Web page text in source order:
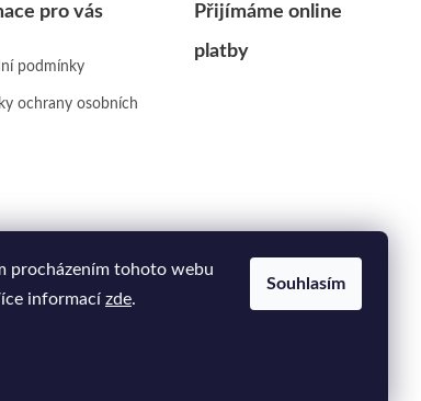
procházením tohoto webu
informací zde.
Souhlasím
pro vás
podmínky
ochrany osobních
Přijímáme online
platby